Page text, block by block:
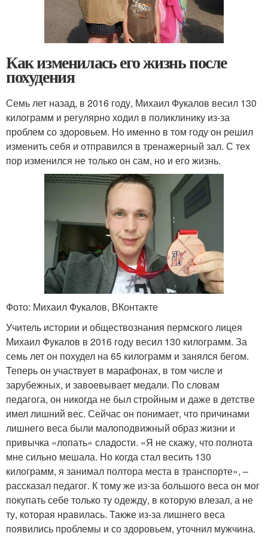
Как изменилась его жизнь после
похудения
Семь лет назад, в 2016 году, Михаил Фукалов весил 130
килограмм и регулярно ходил в поликлинику из-за
проблем со здоровьем. Но именно в том году он решил
изменить себя и отправился в тренажерный зал. С тех
пор изменился не только он сам, но и его жизнь.
Фото: Михаил Фукалов, ВКонтакте
Учитель истории и обществознания пермского лицея
Михаил Фукалов в 2016 году весил 130 килограмм. За
семь лет он похудел на 65 килограмм и занялся бегом.
Теперь он участвует в марафонах, в том числе и
зарубежных, и завоевывает медали. По словам
педагога, он никогда не был стройным и даже в детстве
имел лишний вес. Сейчас он понимает, что причинами
лишнего веса были малоподвижный образ жизни и
привычка «лопать» сладости. «Я не скажу, что полнота
мне сильно мешала. Но когда стал весить 130
килограмм, я занимал полтора места в транспорте», –
рассказал педагог. К тому же из-за большого веса он мог
покупать себе только ту одежду, в которую влезал, а не
ту, которая нравилась. Также из-за лишнего веса
появились проблемы и со здоровьем, уточнил мужчина.